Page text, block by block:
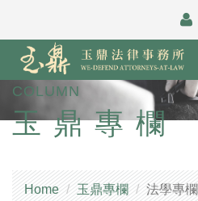
COLUMN
玉鼎專欄
Home 玉鼎專欄 法學專欄